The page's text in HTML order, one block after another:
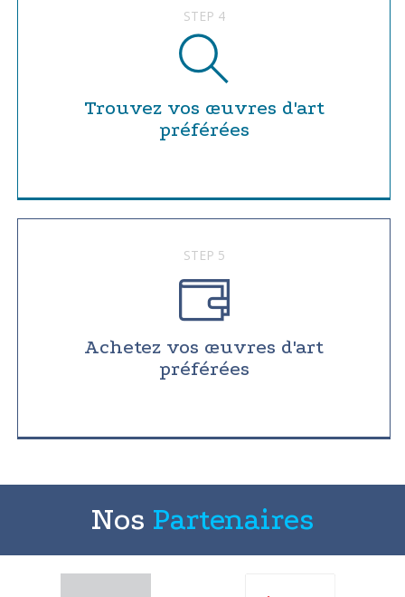
STEP 4
Trouvez vos œuvres d'art
préférées
STEP 5
Achetez vos œuvres d'art
préférées
Nos Partenaires